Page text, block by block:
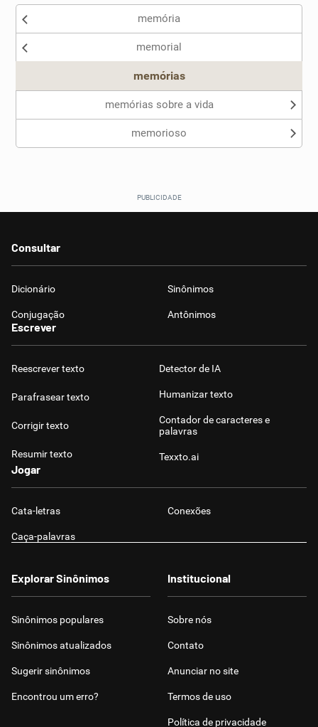
Sinônimos
Nenhum dos sinônimos apresentados me ajudou
memória
memorial
memórias
memórias sobre a vida
memorioso
Consultar
Dicionário Sinônimos
Conjugação Antônimos
Escrever
Reescrever texto
Parafrasear texto
Corrigir texto
Resumir texto
Detector de IA
Humanizar texto
Contador de caracteres e
palavras
Texxto.ai
Jogar
Cata-letras Conexões
Caça-palavras
Explorar Sinônimos
Sinônimos populares
Sinônimos atualizados
Sugerir sinônimos
Encontrou um erro?
Institucional
Sobre nós
Contato
Anunciar no site
Termos de uso
Política de privacidade